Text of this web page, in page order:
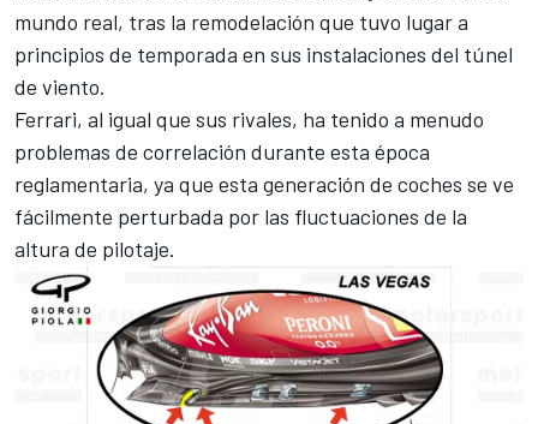
mundo real, tras la remodelación que tuvo lugar a
principios de temporada en sus instalaciones del túnel
de viento.
Ferrari, al igual que sus rivales, ha tenido a menudo
problemas de correlación durante esta época
reglamentaria, ya que esta generación de coches se ve
fácilmente perturbada por las fluctuaciones de la
altura de pilotaje.